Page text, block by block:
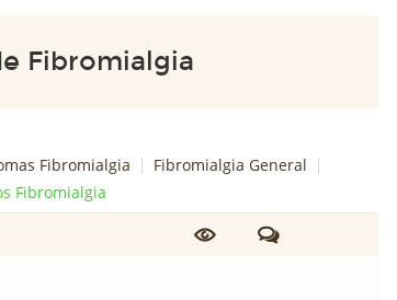
Fibromialgia
Fibromialgia
Fibromialgia General
Fibromialgia